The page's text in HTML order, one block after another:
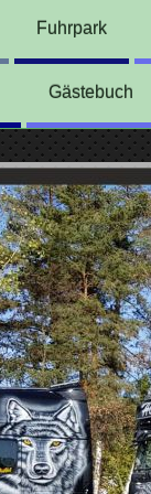
Fuhrpark
Gästebuch